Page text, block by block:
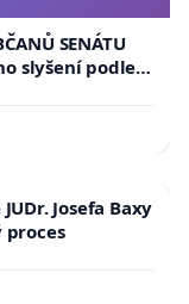
SENÁTU
slyšení podle §
na přijetí
prezidenta
Josefa Baxy